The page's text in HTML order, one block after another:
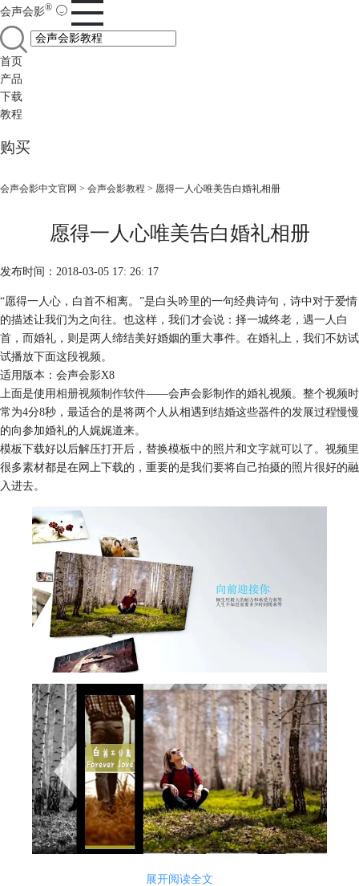
会声会影®
首页
产品
下载
教程
购买
会声会影中文官网 > 会声会影教程 > 愿得一人心唯美告白婚礼相册
愿得一人心唯美告白婚礼相册
发布时间：2018-03-05 17: 26: 17
“愿得一人心，白首不相离。”是白头吟里的一句经典诗句，诗中对于爱情
的描述让我们为之向往。也这样，我们才会说：择一城终老，遇一人白
首，而婚礼，则是两人缔结美好婚姻的重大事件。在婚礼上，我们不妨试
试播放下面这段视频。
适用版本：会声会影X8
上面是使用相册视频制作软件——会声会影制作的婚礼视频。整个视频时
常为4分8秒，最适合的是将两个人从相遇到结婚这些器件的发展过程慢慢
的向参加婚礼的人娓娓道来。
模板下载好以后解压打开后，替换模板中的照片和文字就可以了。视频里
很多素材都是在网上下载的，重要的是我们要将自己拍摄的照片很好的融
入进去。
展开阅读全文